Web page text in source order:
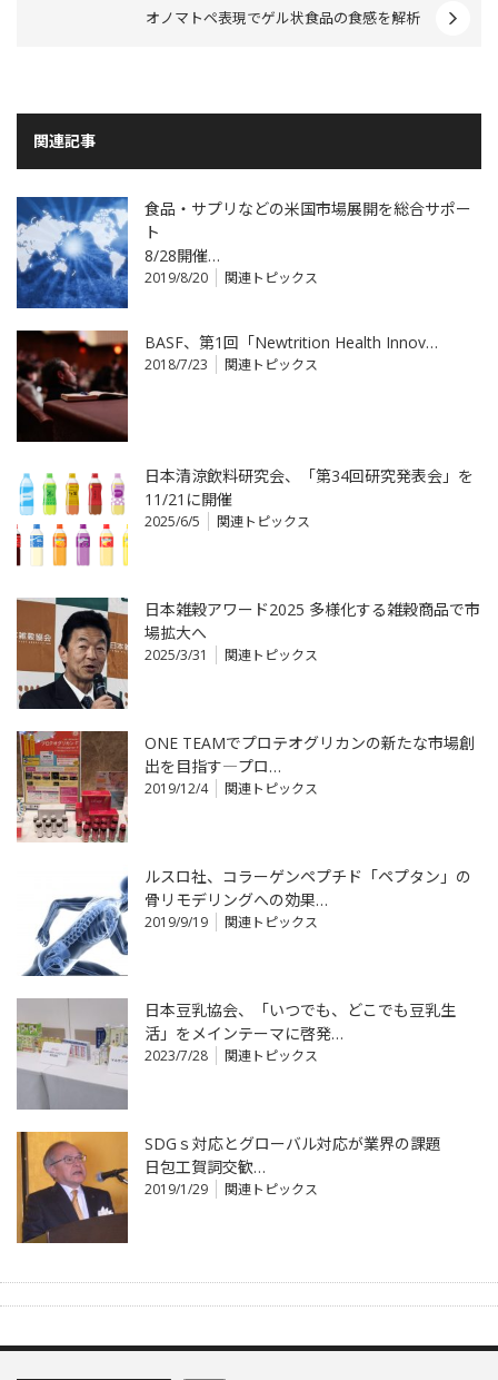
オノマトペ表現でゲル状食品の食感を解析
関連記事
食品・サプリなどの米国市場展開を総合サポー
ト
8/28開催…
2019/8/20 関連トピックス
BASF、第1回「Newtrition Health Innov…
2018/7/23 関連トピックス
日本清涼飲料研究会、「第34回研究発表会」を
11/21に開催
2025/6/5 関連トピックス
日本雑穀アワード2025 多様化する雑穀商品で市
場拡大へ
2025/3/31 関連トピックス
ONE TEAMでプロテオグリカンの新たな市場創
出を目指す―プロ…
2019/12/4 関連トピックス
ルスロ社、コラーゲンペプチド「ペプタン」の
骨リモデリングへの効果…
2019/9/19 関連トピックス
日本豆乳協会、「いつでも、どこでも豆乳生
活」をメインテーマに啓発…
2023/7/28 関連トピックス
SDGｓ対応とグローバル対応が業界の課題
日包工賀詞交歓…
2019/1/29 関連トピックス